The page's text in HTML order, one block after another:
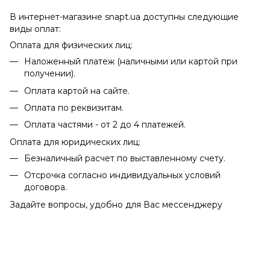
В интернет-магазине snapt.ua доступны следующие
виды оплат:
Оплата для физических лиц:
Наложенный платеж (наличными или картой при
получении).
Оплата картой на сайте.
Оплата по реквизитам.
Оплата частями - от 2 до 4 платежей.
Оплата для юридических лиц:
Безналичный расчет по выставленному счету.
Отсрочка согласно индивидуальных условий
договора.
Задайте вопросы, удобно для Вас мессенджеру